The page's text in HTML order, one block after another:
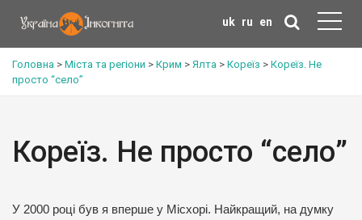
uk ru en
Головна > Міста та регіони > Крим > Ялта > Кореїз > Кореїз. Не
просто “село”
Кореїз. Не просто “село”
У 2000 році був я вперше у Місхорі. Найкращий, на думку